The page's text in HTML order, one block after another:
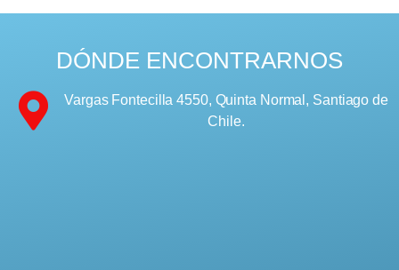
DÓNDE ENCONTRARNOS
Vargas Fontecilla 4550, Quinta Normal, Santiago de
Chile.